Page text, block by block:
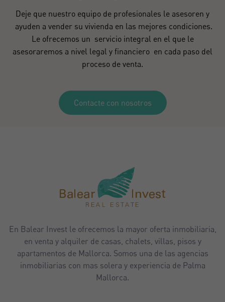
Deje que nuestro equipo de profesionales le asesoren y
ayuden a vender su vivienda en las mejores condiciones.
Le ofrecemos un servicio integral en el que le
asesoraremos a nivel legal y financiero en cada paso del
proceso de venta.
Contacte con nosotros
En Balear Invest le ofrecemos la mayor oferta inmobiliaria,
en venta y alquiler de casas, chalets, villas, pisos y
apartamentos de Mallorca. Somos una de las agencias
inmobiliarias con mas solera y experiencia de Palma
Mallorca.